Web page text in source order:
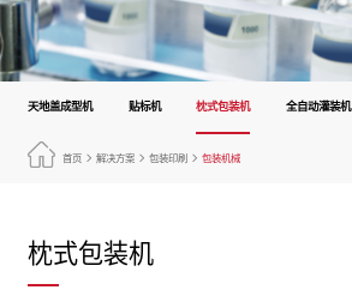
天地盖成型机 贴标机 枕式包装机 全自动灌装机
首页 解决方案 包装印刷 包装机械
枕式包装机